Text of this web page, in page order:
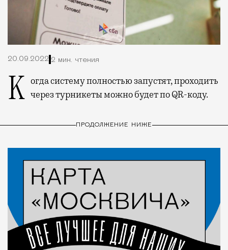
20.09.2022 2 мин. чтения
Когда систему полностью запустят, проходить через турникеты можно будет по QR-коду.
ПРОДОЛЖЕНИЕ НИЖЕ